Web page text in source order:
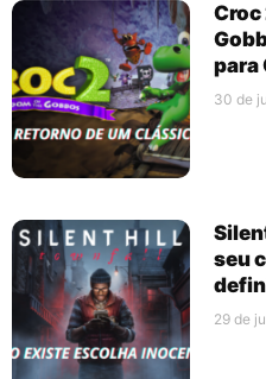
Croc
para
30 de
seu
29 de